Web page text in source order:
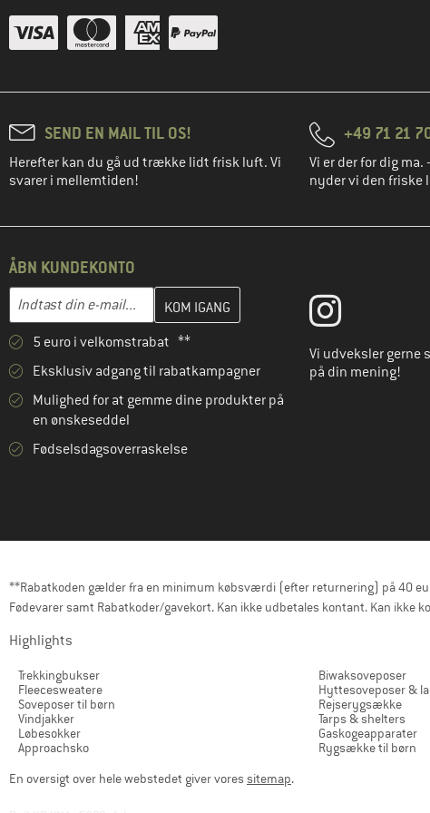
SEND EN MAIL TIL OS!
Herefter kan du gå ud trække lidt frisk luft. Vi
svarer i mellemtiden!
+49 71 21
Vi er der for dig ma.
nyder vi den friske
ÅBN KUNDEKONTO
E-mail-adresse
Indtast din e-mailadresse her, og opret i næste trin din kundekonto
5 euro i velkomstrabat **
Eksklusiv adgang til rabatkampagner
Mulighed for at gemme dine produkter på
en ønskeseddel
Fødselsdagsoverraskelse
Vi udveksler
på din mening!
**Rabatkoden gælder fra en minimum købsværdi (efter returnering) på 40
Fødevarer samt Rabatkoder/gavekort. Kan ikke udbetales kontant. Kan ikke
Highlights
Trekkingbukser
Fleecesweatere
Soveposer til børn
Vindjakker
Løbesokker
Approachsko
Biwaksoveposer
Hyttesoveposer &
Rejserygsække
Tarps & shelters
Gaskogeapparater
Rygsække til børn
En oversigt over hele webstedet giver voressitemap.